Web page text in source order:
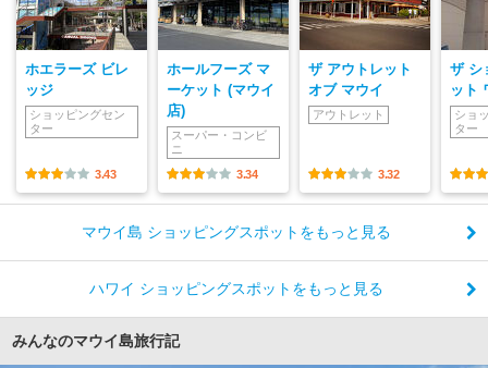
ホエラーズ ビレ
ッジ
ショッピングセン
ター
3.43
ホールフーズ マ
ーケット (マウイ
店)
スーパー・コンビ
ニ
3.34
ザ アウトレット
オブ マウイ
アウトレット
3.32
ザ シ
ット
ショ
ター
マウイ島 ショッピングスポットをもっと見る
ハワイ ショッピングスポットをもっと見る
みんなのマウイ島旅行記